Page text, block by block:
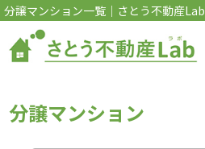
分譲マンション一覧｜さとう不動産Lab
分譲マンション